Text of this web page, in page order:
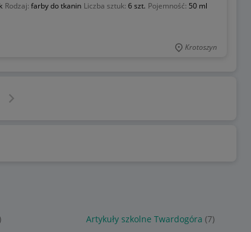
Rodzaj: farby do tkanin Liczba sztuk: 6 szt. Pojemność: 50 ml
Krotoszyn
Następna strona
Artykuły szkolne Twardogóra (7)